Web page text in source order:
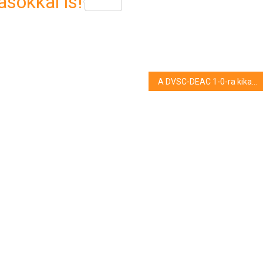
A DVSC-DEAC 1-0-ra kikapott a HTE otthonában